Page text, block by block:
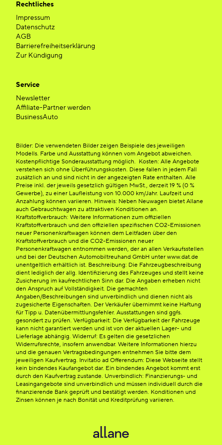
Rechtliches
Impressum
Datenschutz
AGB
Barrierefreiheitserklärung
Zur Kündigung
Service
Newsletter
Affiliate-Partner werden
BusinessAuto
Bilder: Die verwendeten Bilder zeigen Beispiele des jeweiligen
Modells. Farbe und Ausstattung können vom Angebot abweichen.
Kostenpflichtige Sonderausstattung möglich. Kosten: Alle Angebote
verstehen sich ohne Überführungskosten. Diese fallen in jedem Fall
zusätzlich an und sind nicht in der angezeigten Rate enthalten. Alle
Preise inkl. der jeweils gesetzlich gültigen MwSt., derzeit 19 % (0 %
Gewerbe), zu einer Laufleistung von 10.000 km/Jahr. Laufzeit und
Anzahlung können variieren. Hinweis: Neben Neuwagen bietet Allane
auch Gebrauchtwagen zu attraktiven Konditionen an.
Kraftstoffverbrauch: Weitere Informationen zum offiziellen
Kraftstoffverbrauch und den offiziellen spezifischen CO2-Emissionen
neuer Personenkraftwagen können dem Leitfaden über den
Kraftstoffverbrauch und die CO2-Emissionen neuer
Personenkraftwagen entnommen werden, der an allen Verkaufsstellen
und bei der Deutschen Automobiltreuhand GmbH unter www.dat.de
unentgeltlich erhältlich ist. Beschreibung: Die Fahrzeugbeschreibung
dient lediglich der allg. Identifizierung des Fahrzeuges und stellt keine
Zusicherung im kaufrechtlichen Sinn dar. Die Angaben erheben nicht
den Anspruch auf Vollständigkeit. Die gemachten
Angaben/Beschreibungen sind unverbindlich und dienen nicht als
zugesicherte Eigenschaften. Der Verkäufer übernimmt keine Haftung
für Tipp u. Datenübermittlungsfehler. Ausstattungen sind ggfs.
gesondert zu prüfen. Verfügbarkeit: Die Verfügbarkeit der Fahrzeuge
kann nicht garantiert werden und ist von der aktuellen Lager- und
Lieferlage abhängig. Widerruf: Es gelten die gesetzlichen
Widerrufsrechte, insofern anwendbar. Weitere Informationen hierzu
und die genauen Vertragsbedingungen entnehmen Sie bitte dem
jeweiligen Kaufvertrag. Invitatio ad Offerendum: Diese Webseite stellt
kein bindendes Kaufangebot dar. Ein bindendes Angebot kommt erst
durch den Kaufvertrag zustande. Unverbindlich: Finanzierungs- und
Leasingangebote sind unverbindlich und müssen individuell durch die
finanzierende Bank geprüft und bestätigt werden. Konditionen und
Zinsen können je nach Bonität und Kreditprüfung variieren.